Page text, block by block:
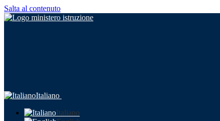
Salta al contenuto
Italiano
Italiano